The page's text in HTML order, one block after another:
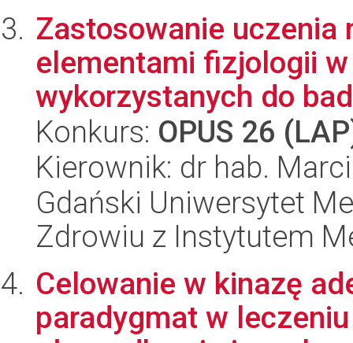
Zastosowanie uczenia
elementami fizjologii
wykorzystanych do
Konkurs: OPUS 26
Kierownik: dr hab.
Gdański Uniwersytet
Zdrowiu z Instytutem
Celowanie w kinazę
paradygmat w